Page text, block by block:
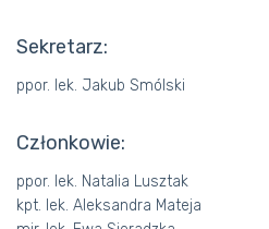
„SKALPEL”
Sekretarz:
ppor. lek. Jakub Smólski
Członkowie:
ppor. lek. Natalia Lusztak
kpt. lek. Aleksandra Mateja